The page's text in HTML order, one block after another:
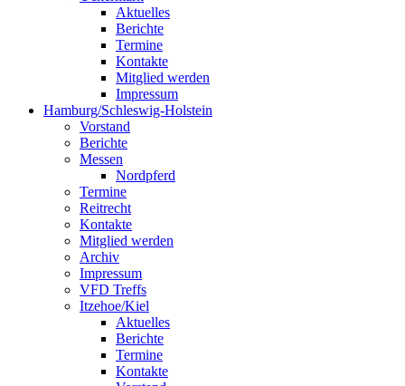
Aktuelles
Berichte
Termine
Kontakte
Mitglied werden
Impressum
Hamburg/Schleswig-Holstein
Vorstand
Berichte
Messen
Nordpferd
Termine
Reitrecht
Kontakte
Mitglied werden
Archiv
Impressum
VFD Treffs
Itzehoe/Kiel
Aktuelles
Berichte
Termine
Kontakte